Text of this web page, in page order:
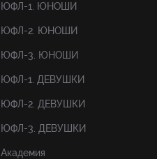
ЮФЛ-1. ЮНОШИ
ЮФЛ-2. ЮНОШИ
ЮФЛ-3. ЮНОШИ
ЮФЛ-1. ДЕВУШКИ
ЮФЛ-2. ДЕВУШКИ
ЮФЛ-3. ДЕВУШКИ
Академия